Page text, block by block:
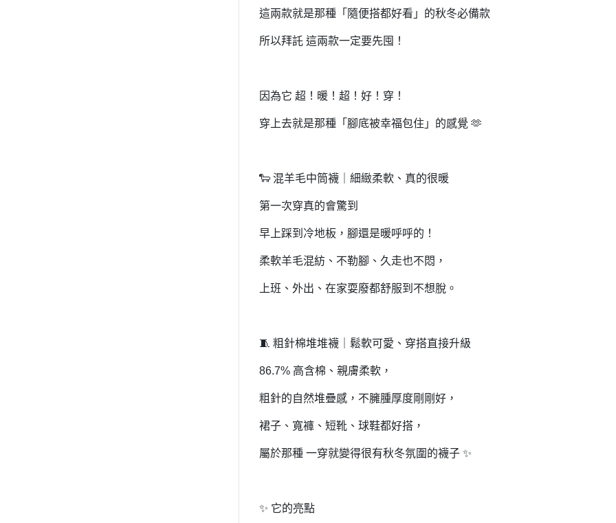
這兩款就是那種「隨便搭都好看」的秋冬必備款
所以拜託 這兩款一定要先囤！
因為它 超！暖！超！好！穿！
穿上去就是那種「腳底被幸福包住」的感覺 🫶
🐑 混羊毛中筒襪｜細緻柔軟、真的很暖
第一次穿真的會驚到
早上踩到冷地板，腳還是暖呼呼的！
柔軟羊毛混紡、不勒腳、久走也不悶，
上班、外出、在家耍廢都舒服到不想脫。
🧵 粗針棉堆堆襪｜鬆軟可愛、穿搭直接升級
86.7% 高含棉、親膚柔軟，
粗針的自然堆疊感，不臃腫厚度剛剛好，
裙子、寬褲、短靴、球鞋都好搭，
屬於那種 一穿就變得很有秋冬氛圍的襪子 ✨
✨ 它的亮點